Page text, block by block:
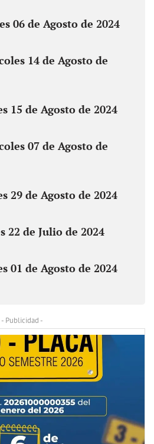
06 de Agosto de 2024
14 de Agosto de
15 de Agosto de 2024
07 de Agosto de
29 de Agosto de 2024
22 de Julio de 2024
01 de Agosto de 2024
- Publicidad -